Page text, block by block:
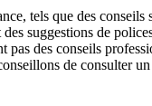
tels que des conseils
suggestions de
pas des conseils
de consulter